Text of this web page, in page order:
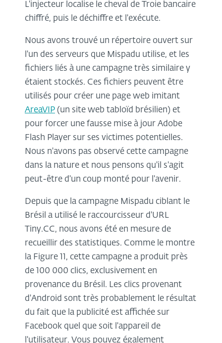
L'injecteur localise le cheval de Troie bancaire
chiffré, puis le déchiffre et l'exécute.
Nous avons trouvé un répertoire ouvert sur
l'un des serveurs que Mispadu utilise, et les
fichiers liés à une campagne très similaire y
étaient stockés. Ces fichiers peuvent être
utilisés pour créer une page web imitant
AreaVIP (un site web tabloïd brésilien) et
pour forcer une fausse mise à jour Adobe
Flash Player sur ses victimes potentielles.
Nous n'avons pas observé cette campagne
dans la nature et nous pensons qu'il s'agit
peut-être d'un coup monté pour l'avenir.
Depuis que la campagne Mispadu ciblant le
Brésil a utilisé le raccourcisseur d'URL
Tiny.CC, nous avons été en mesure de
recueillir des statistiques. Comme le montre
la Figure 11, cette campagne a produit près
de 100 000 clics, exclusivement en
provenance du Brésil. Les clics provenant
d'Android sont très probablement le résultat
du fait que la publicité est affichée sur
Facebook quel que soit l'appareil de
l'utilisateur. Vous pouvez également